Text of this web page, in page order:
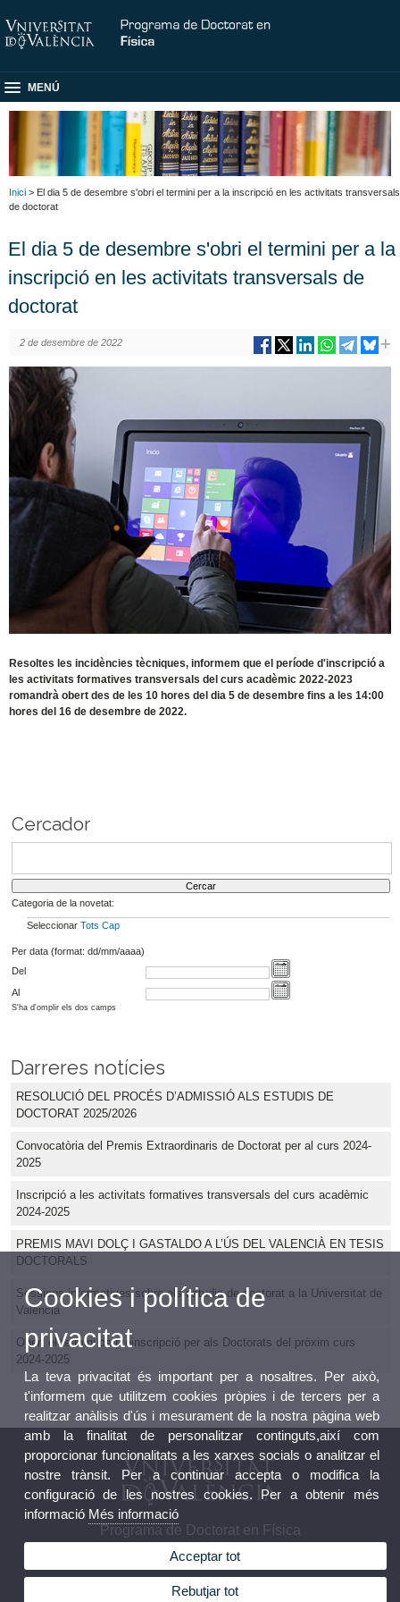
MENÚ
Inici > El dia 5 de desembre s'obri el termini per a la inscripció en les activitats transversals
de doctorat
El dia 5 de desembre s'obri el termini per a la
inscripció en les activitats transversals de
doctorat
2 de desembre de 2022
Resoltes les incidències tècniques, informem que el període d'inscripció a
les activitats formatives transversals del curs acadèmic 2022-2023
romandrà obert des de les 10 hores del dia 5 de desembre fins a les 14:00
hores del 16 de desembre de 2022.
Cercador
Categoria de la novetat:
Seleccionar Tots Cap
Per data (format: dd/mm/aaaa)
Del
Al
S'ha d'omplir els dos camps
Darreres notícies
RESOLUCIÓ DEL PROCÉS D’ADMISSIÓ ALS ESTUDIS DE
DOCTORAT 2025/2026
Convocatòria del Premis Extraordinaris de Doctorat per al curs 2024-
2025
Inscripció a les activitats formatives transversals del curs acadèmic
2024-2025
PREMIS MAVI DOLÇ I GASTALDO A L’ÚS DEL VALENCIÀ EN TESIS
DOCTORALS
Sessions informatives sobre els estudis de doctorat a la Universitat de
València
Obert el termini de preinscripció per als Doctorats del pròxim curs
2024-2025
Programa de Doctorat en Física
Cookies i política de
privacitat
La teva privacitat és important per a nosaltres. Per això,
t'informem que utilitzem cookies pròpies i de tercers per a
realitzar anàlisis d'ús i mesurament de la nostra pàgina web
amb la finalitat de personalitzar continguts,així com
proporcionar funcionalitats a les xarxes socials o analitzar el
nostre trànsit. Per a continuar accepta o modifica la
configuració de les nostres cookies. Per a obtenir més
informació Més informació
Acceptar tot
Rebutjar tot